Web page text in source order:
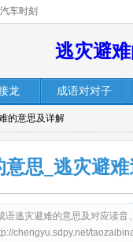
汽车时刻
逃灾避
龙 成语对对子
的意思及详解
意思_逃灾避
逃灾避难的意思及对应读
chengyu.sdpy.net/